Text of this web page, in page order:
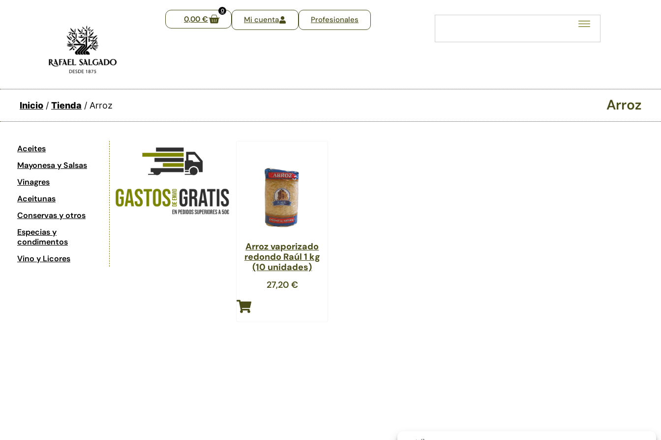
0,00 €
0
Mi cuenta Profesionales
Inicio / Tienda / Arroz Arroz
Aceites
Mayonesa y Salsas
Vinagres
Aceitunas
Conservas y otros
Especias y
condimentos
Vino y Licores
Arroz vaporizado
redondo Raúl 1 kg
(10 unidades)
27,20 €